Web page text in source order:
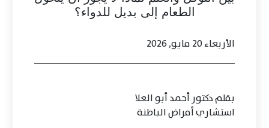
الطعام إلى بديل للدواء؟
الأربعاء 20 مايو, 2026
بقلم دكتور أحمد أبو العلا
استشاري أمراض الباطنة